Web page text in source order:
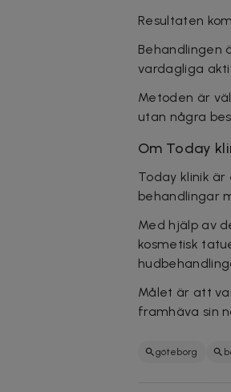
Resultaten
Behandlingen
vardagliga
Metoden är
utan några
Om Today
Today klinik
behandlingar
Med hjälp av
kosmetisk
Målet är att
framhäva sin
göteborg